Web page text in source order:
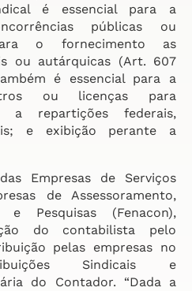
é essencial para a
públicas ou
o fornecimento as
ou autárquicas (Art. 607
é essencial para a
ou licenças para
a repartições federais,
e exibição perante a
Empresas de Serviços
de Assessoramento,
e Pesquisas (Fenacon),
do contabilista pelo
pelas empresas no
Sindicais e
do Contador. “Dada a